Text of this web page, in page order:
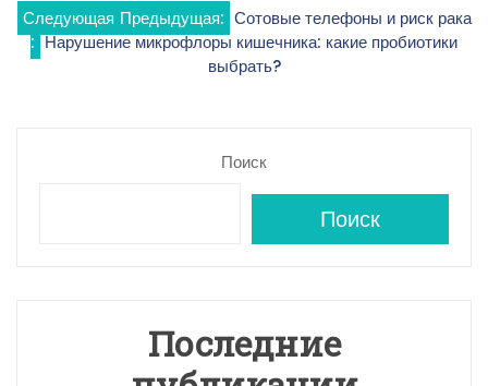
Навигация
по
Предыдущая: Сотовые телефоны и риск рака
Следующая
: Нарушение микрофлоры кишечника: какие пробиотики
выбрать?
Поиск
Поиск
Последние